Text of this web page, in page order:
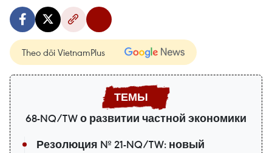
Theo dõi VietnamPlus
68-NQ/TW о развитии частной экономики
Резолюция № 21-NQ/TW: новый